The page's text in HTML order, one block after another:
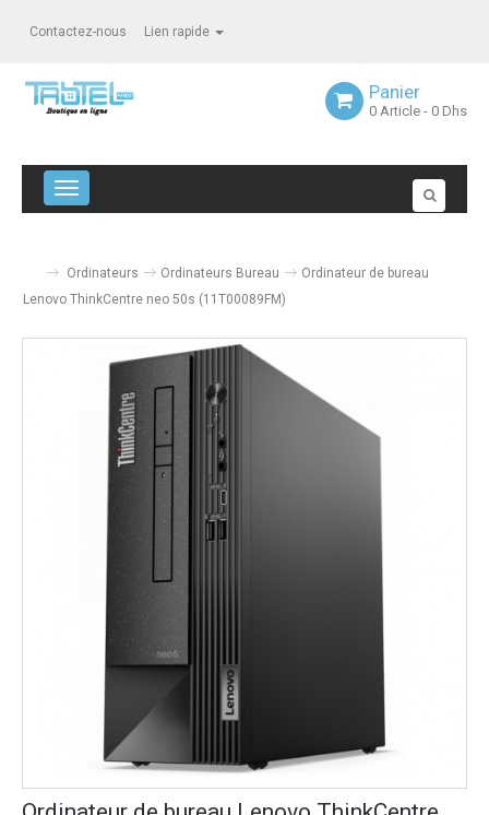
Contactez-nous Lien rapide
Panier
0 Article - 0 Dhs
Navigation bascule
Ordinateurs Ordinateurs Bureau
Ordinateur de bureau
Lenovo ThinkCentre neo 50s (11T00089FM)